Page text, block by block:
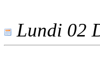
Lundi 02